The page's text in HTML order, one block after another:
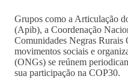
Grupos como a Articulação
(Apib), a Coordenação
Comunidades Negras
movimentos sociais e
(ONGs) se reúnem
sua participação na COP30.